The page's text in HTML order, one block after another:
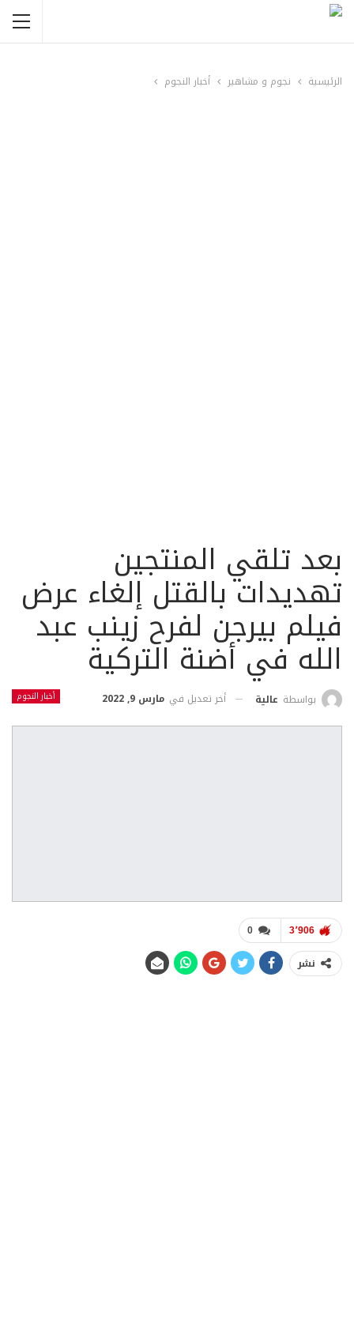
الرئيسية نجوم و مشاهير أخبار النجوم
بعد تلقي المنتجين
تهديدات بالقتل إلغاء عرض
فيلم بيرجن لفرح زينب عبد
الله في أضنة التركية
أخبار النجوم بواسطة عالية أخر تعديل في مارس 9, 2022
0 3٬906
نشر